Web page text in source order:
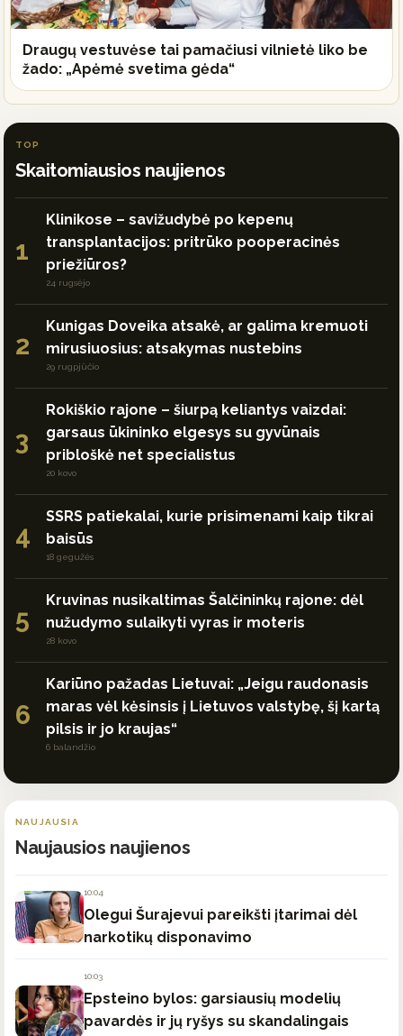
Draugų vestuvėse tai pamačiusi vilnietė liko be
žado: „Apėmė svetima gėda“
TOP
Skaitomiausios naujienos
1
Klinikose – savižudybė po kepenų
transplantacijos: pritrūko pooperacinės
priežiūros?
24 rugsėjo
2
Kunigas Doveika atsakė, ar galima kremuoti
mirusiuosius: atsakymas nustebins
29 rugpjūčio
3
Rokiškio rajone – šiurpą keliantys vaizdai:
garsaus ūkininko elgesys su gyvūnais
pribloškė net specialistus
20 kovo
4
SSRS patiekalai, kurie prisimenami kaip tikrai
baisūs
18 gegužės
5
Kruvinas nusikaltimas Šalčininkų rajone: dėl
nužudymo sulaikyti vyras ir moteris
28 kovo
6
Kariūno pažadas Lietuvai: „Jeigu raudonasis
maras vėl kėsinsis į Lietuvos valstybę, šį kartą
pilsis ir jo kraujas“
6 balandžio
NAUJAUSIA
Naujausios naujienos
10:04
Olegui Šurajevui pareikšti įtarimai dėl
narkotikų disponavimo
10:03
Epsteino bylos: garsiausių modelių
pavardės ir jų ryšys su skandalingais